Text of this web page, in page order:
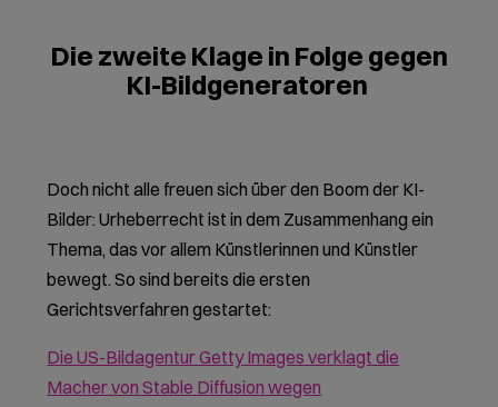
Die zweite Klage in Folge gegen
KI-Bildgeneratoren
Doch nicht alle freuen sich über den Boom der KI-
Bilder: Urheberrecht ist in dem Zusammenhang ein
Thema, das vor allem Künstlerinnen und Künstler
bewegt. So sind bereits die ersten
Gerichtsverfahren gestartet:
Die US-Bildagentur Getty Images verklagt die
Macher von Stable Diffusion wegen